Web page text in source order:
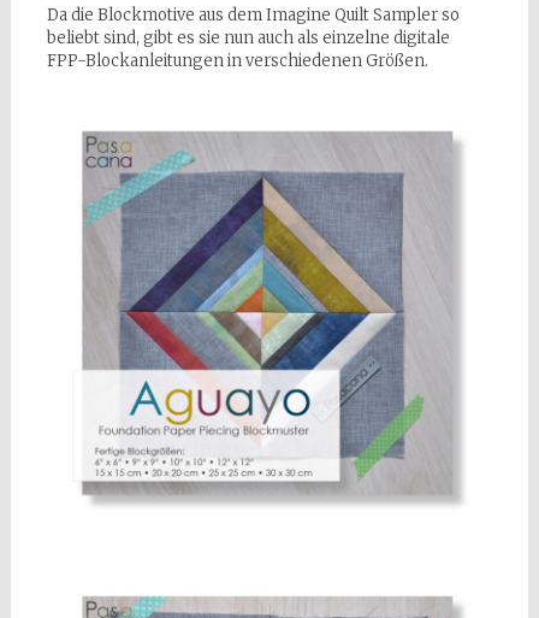
Da die Blockmotive aus dem Imagine Quilt Sampler so
beliebt sind, gibt es sie nun auch als einzelne digitale
FPP-Blockanleitungen in verschiedenen Größen.